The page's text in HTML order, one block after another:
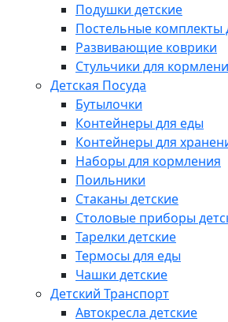
Подушки детские
Постельные комплекты
Развивающие коврики
Стульчики для
Детская Посуда
Бутылочки
Контейнеры для еды
Контейнеры для
Наборы для кормления
Поильники
Стаканы детские
Столовые приборы
Тарелки детские
Термосы для еды
Чашки детские
Детский Транспорт
Автокресла детские